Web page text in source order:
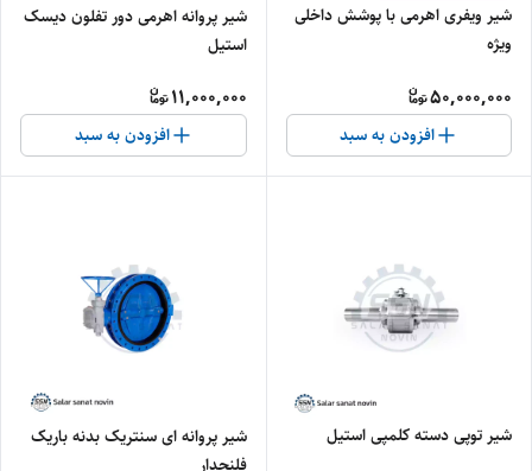
شیر ویفری اهرمی با پوشش داخلی
ویژه
50,000,000
افزودن به سبد
شیر پروانه اهرمی دور تفلون دیسک
استیل
11,000,000
افزودن به سبد
شیر توپی دسته کلمپی استیل
شیر پروانه ای سنتریک بدنه باریک
فلنجدار